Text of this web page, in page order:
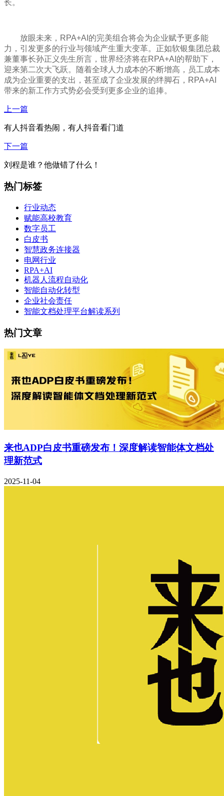
长。
放眼未来，RPA+AI的完美组合将会为企业赋予更多能
力，引发更多的行业与领域产生重大变革。正如软银集团总裁
兼董事长孙正义先生所言，世界经济将在RPA+AI的帮助下，
迎来第二次大飞跃。随着全球人力成本的不断增高，员工成本
成为企业重要的支出，甚至成了企业发展的绊脚石，RPA+AI
带来的新工作方式势必会受到更多企业的追捧。
上一篇
有人抖音看热闹，有人抖音看门道
下一篇
刘程是谁？他做错了什么！
热门标签
行业动态
赋能高校教育
数字员工
白皮书
智慧政务连接器
电网行业
RPA+AI
机器人流程自动化
智能自动化转型
企业社会责任
智能文档处理平台解读系列
热门文章
来也ADP白皮书重磅发布！深度解读智能体文档处
理新范式
2025-11-04